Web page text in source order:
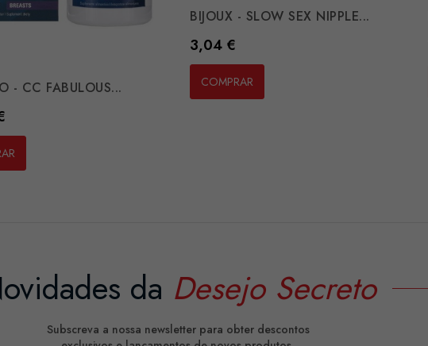
- CC FABULOUS...
BIJOUX - SLOW SEX NIPPLE...
Preço
3,04 €
COMPRAR
da Desejo Secreto
Subscreva a nossa newsletter para obter descontos